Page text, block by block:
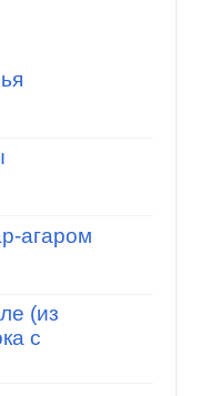
агаром
(из
с